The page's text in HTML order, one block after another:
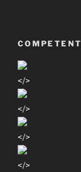
</>
</>
</>
</>